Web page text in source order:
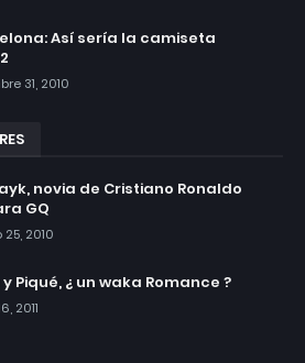
Así sería la camiseta
31, 2010
novia de Cristiano Ronaldo
GQ
2010
Piqué, ¿ un waka Romance ?
2011